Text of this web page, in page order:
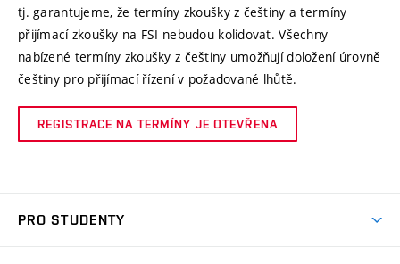
tj. garantujeme, že termíny zkoušky z češtiny a termíny
přijímací zkoušky na FSI nebudou kolidovat. Všechny
nabízené termíny zkoušky z češtiny umožňují doložení úrovně
češtiny pro přijímací řízení v požadované lhůtě.
REGISTRACE NA TERMÍNY JE OTEVŘENA
PRO STUDENTY